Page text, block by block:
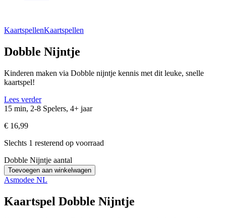
KaartspellenKaartspellen
Dobble Nijntje
Kinderen maken via Dobble nijntje kennis met dit leuke, snelle
kaartspel!
Lees verder
15 min, 2-8 Spelers, 4+ jaar
€ 16,99
Slechts 1 resterend op voorraad
Dobble Nijntje aantal
Toevoegen aan winkelwagen
Asmodee NL
Kaartspel Dobble Nijntje